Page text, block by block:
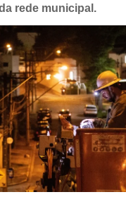
rede municipal.